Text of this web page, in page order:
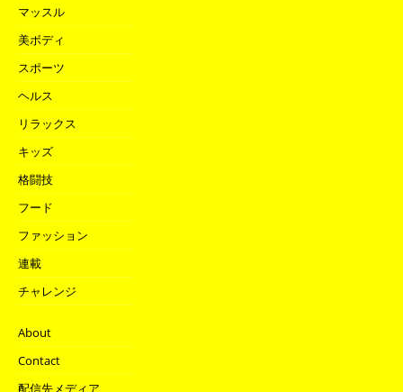
マッスル
美ボディ
スポーツ
ヘルス
リラックス
キッズ
格闘技
フード
ファッション
連載
チャレンジ
About
Contact
配信先メディア